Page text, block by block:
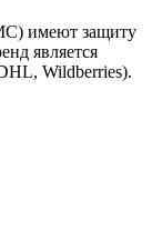
имеют защиту
является
Wildberries).